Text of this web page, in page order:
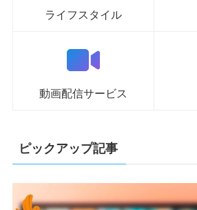
ライフスタイル
動画配信サービス
ピックアップ記事